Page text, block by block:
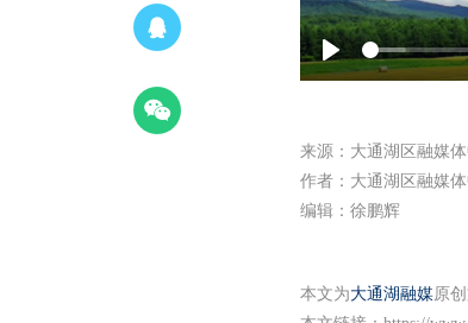
Play
来源：大通湖区融媒
作者：大通湖区融媒
编辑：徐鹏辉
本文为大通湖融媒原